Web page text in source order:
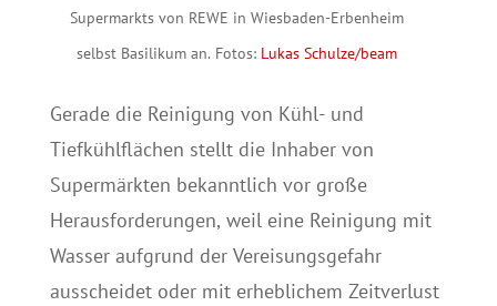
Supermarkts von REWE in Wiesbaden-Erbenheim
selbst Basilikum an. Fotos: Lukas Schulze/beam
Gerade die Reinigung von Kühl- und
Tiefkühlflächen stellt die Inhaber von
Supermärkten bekanntlich vor große
Herausforderungen, weil eine Reinigung mit
Wasser aufgrund der Vereisungsgefahr
ausscheidet oder mit erheblichem Zeitverlust